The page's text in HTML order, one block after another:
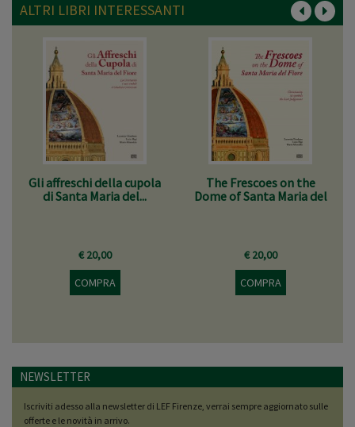
ALTRI LIBRI INTERESSANTI
Gli affreschi della cupola
di Santa Maria del...
€ 20,00
COMPRA
The Frescoes on the
Dome of Santa Maria del
€ 20,00
COMPRA
NEWSLETTER
Iscriviti adesso alla newsletter di LEF Firenze, verrai sempre aggiornato sulle
offerte e le novità in arrivo.